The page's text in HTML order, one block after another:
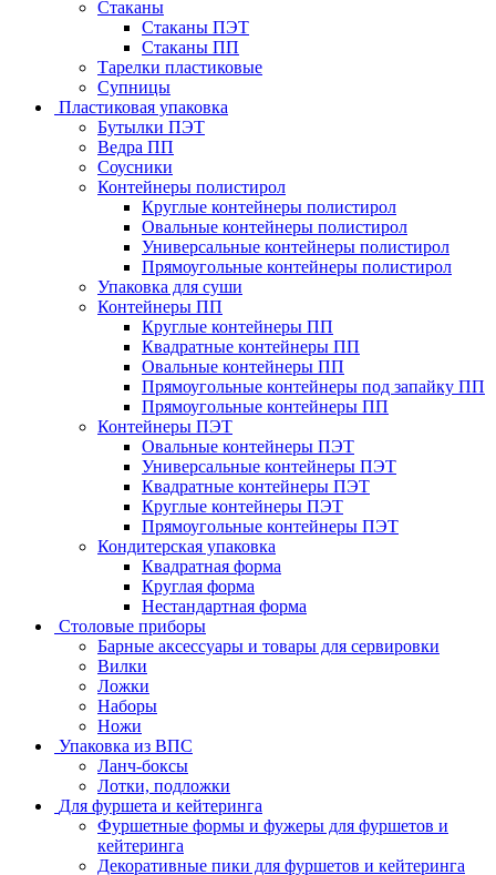
Стаканы
Стаканы ПЭТ
Стаканы ПП
Тарелки пластиковые
Супницы
Пластиковая упаковка
Бутылки ПЭТ
Ведра ПП
Соусники
Контейнеры полистирол
Круглые контейнеры полистирол
Овальные контейнеры полистирол
Универсальные контейнеры полистирол
Прямоугольные контейнеры полистирол
Упаковка для суши
Контейнеры ПП
Круглые контейнеры ПП
Квадратные контейнеры ПП
Овальные контейнеры ПП
Прямоугольные контейнеры под запайку ПП
Прямоугольные контейнеры ПП
Контейнеры ПЭТ
Овальные контейнеры ПЭТ
Универсальные контейнеры ПЭТ
Квадратные контейнеры ПЭТ
Круглые контейнеры ПЭТ
Прямоугольные контейнеры ПЭТ
Кондитерская упаковка
Квадратная форма
Круглая форма
Нестандартная форма
Столовые приборы
Барные аксессуары и товары для сервировки
Вилки
Ложки
Наборы
Ножи
Упаковка из ВПС
Ланч-боксы
Лотки, подложки
Для фуршета и кейтеринга
Фуршетные формы и фужеры для фуршетов и
кейтеринга
Декоративные пики для фуршетов и кейтеринга